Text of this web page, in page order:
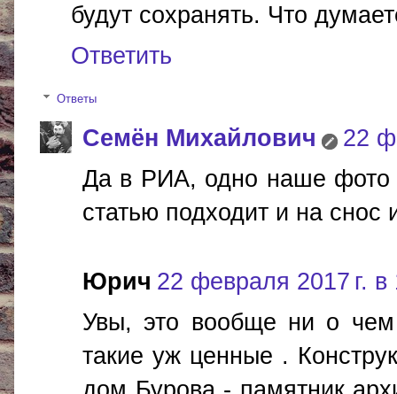
будут сохранять. Что
Ответить
Ответы
Cемён Михайлович
22
Да в РИА, одно наше фото
статью подходит и на снос
Юрич 22 февраля 2017 г. в
Увы, это вообще ни о
такие уж ценные .